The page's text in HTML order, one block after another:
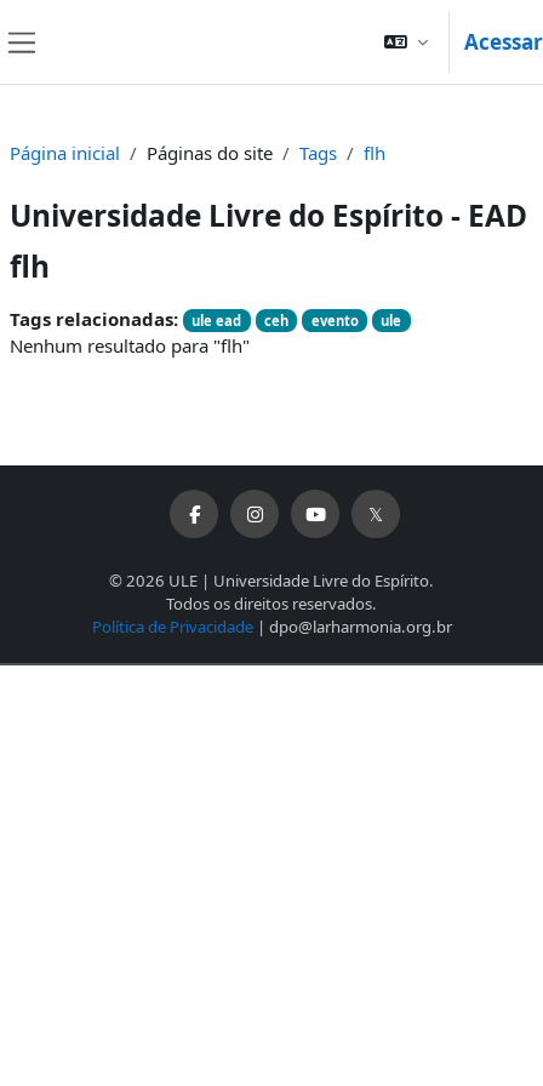
Acessar
Página inicial Páginas do site Tags flh
Universidade Livre do Espírito - EAD
flh
Tags relacionadas: ule ead ceh evento ule
Nenhum resultado para "flh"
© 2026 ULE | Universidade Livre do Espírito.
Todos os direitos reservados.
Política de Privacidade| dpo@larharmonia.org.br